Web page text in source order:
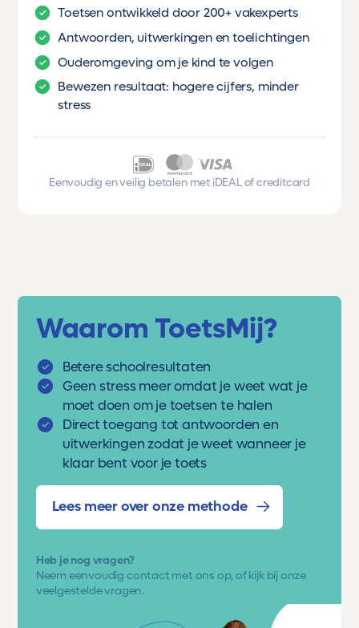
Toetsen ontwikkeld door 200+ vakexperts
Antwoorden, uitwerkingen en toelichtingen
Ouderomgeving om je kind te volgen
Bewezen resultaat: hogere cijfers, minder
stress
Eenvoudig en veilig betalen met iDEAL of creditcard
Waarom ToetsMij?
Betere schoolresultaten
Geen stress meer omdat je weet wat je
moet doen om je toetsen te halen
Direct toegang tot antwoorden en
uitwerkingen zodat je weet wanneer je
klaar bent voor je toets
Lees meer over onze methode
Heb je nog vragen?
Neem eenvoudig contact met ons op, of kijk bij onze
veelgestelde vragen.